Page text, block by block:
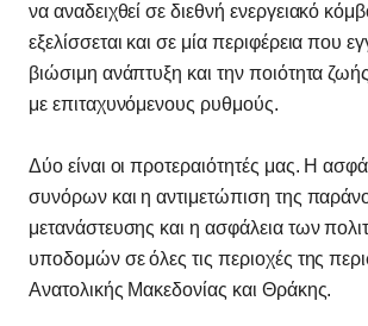
να αναδειχθεί σε διεθνή ενεργειακό
εξελίσσεται και σε μία περιφέρεια που
βιώσιμη ανάπτυξη και την ποιότητα
με επιταχυνόμενους ρυθμούς.
Δύο είναι οι προτεραιότητές μας. Η
συνόρων και η αντιμετώπιση της
μετανάστευσης και η ασφάλεια των
υποδομών σε όλες τις περιοχές της
Ανατολικής Μακεδονίας και Θράκης.